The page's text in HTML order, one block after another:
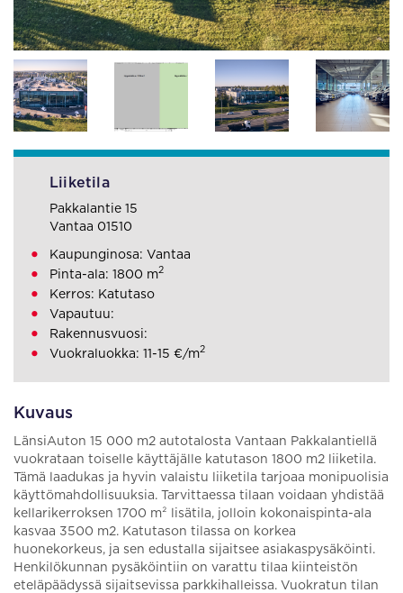
Kuvaus
LänsiAuton 15 000 m2 autotalosta Vantaan Pakkalantiellä
vuokrataan toiselle käyttäjälle katutason 1800 m2 liiketila.
Tämä laadukas ja hyvin valaistu liiketila tarjoaa monipuolisia
käyttömahdollisuuksia. Tarvittaessa tilaan voidaan yhdistää
kellarikerroksen 1700 m² lisätila, jolloin kokonaispinta-ala
kasvaa 3500 m2. Katutason tilassa on korkea
huonekorkeus, ja sen edustalla sijaitsee asiakaspysäköinti.
Henkilökunnan pysäköintiin on varattu tilaa kiinteistön
eteläpäädyssä sijaitsevissa parkkihalleissa. Vuokratun tilan
Liiketila
Pakkalantie 15
Vantaa 01510
Kaupunginosa: Vantaa
Pinta-ala: 1800 m2
Kerros: Katutaso
Vapautuu:
Rakennusvuosi:
Vuokraluokka: 11-15 €/m2